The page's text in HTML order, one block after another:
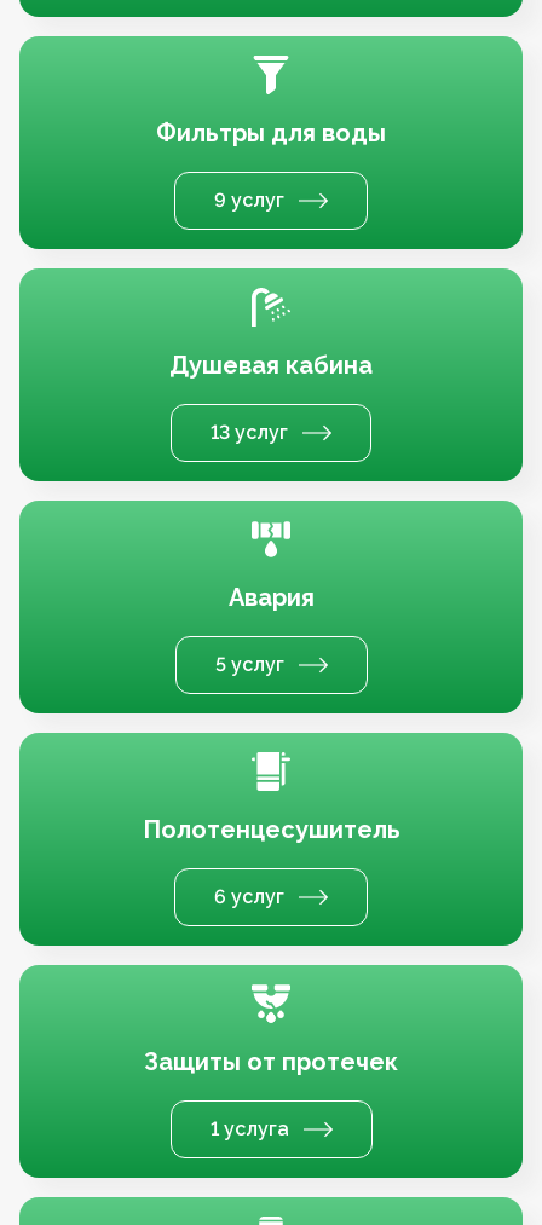
Фильтры для воды
9 услуг
Душевая кабина
13 услуг
Авария
5 услуг
Полотенцесушитель
6 услуг
Защиты от протечек
1 услуга